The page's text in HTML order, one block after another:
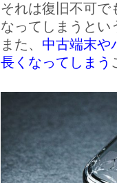
それは復旧不可で
なってしまうとい
また、 中古端末や
長くなってしまう